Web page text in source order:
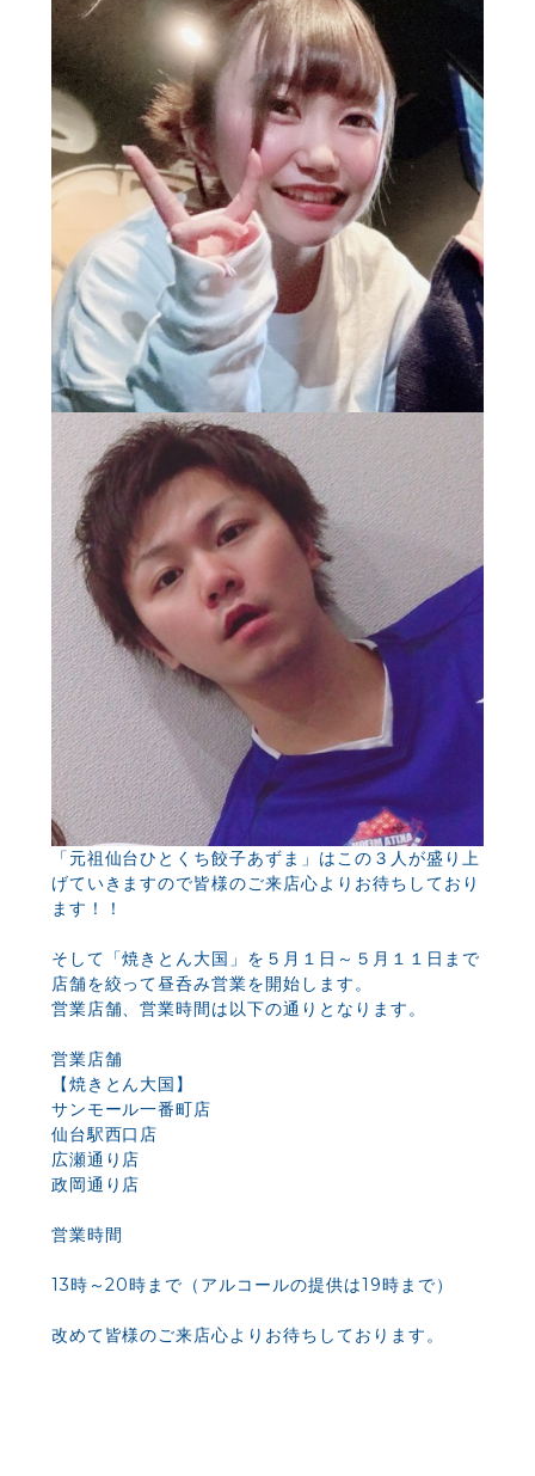
「元祖仙台ひとくち餃子あずま」はこの３人が盛り上
げていきますので皆様のご来店心よりお待ちしており
ます！！
そして「焼きとん大国」を５月１日～５月１１日まで
店舗を絞って昼呑み営業を開始します。
営業店舗、営業時間は以下の通りとなります。
営業店舗
【焼きとん大国】
サンモール一番町店
仙台駅西口店
広瀬通り店
政岡通り店
営業時間
13時～20時まで（アルコールの提供は19時まで）
改めて皆様のご来店心よりお待ちしております。